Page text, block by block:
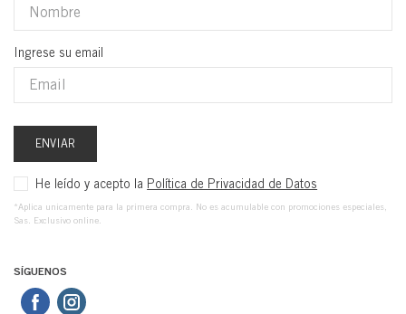
Ingrese su email
ENVIAR
He leído y acepto la Política de Privacidad de Datos
*Aplica unicamente para la primera compra. No es acumulable con promociones especiales,
Sas. Exclusivo online.
SÍGUENOS